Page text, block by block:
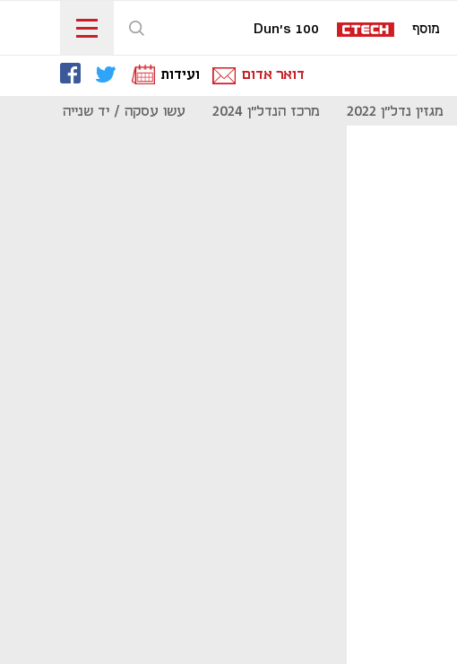
מוסף Dun's 100
דואר אדום ועידות
מגזין נדל"ן 2022 מרכז הנדל"ן 2024 עשו עסקה / יד שנייה